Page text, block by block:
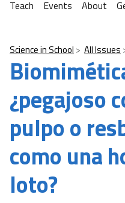
Teach
Events About
Science in School All Issues
¿pegajoso
pulpo o
como una
loto?